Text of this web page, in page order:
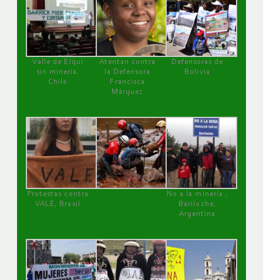
Valle de Elqui
sin minería.
Chile
Atentan contra
la Defensora
Francisca
Márquez
Defensoras de
Bolivia
Protestas contra
VALE, Brasil
No a la minería ,
Bariloche,
Argentina